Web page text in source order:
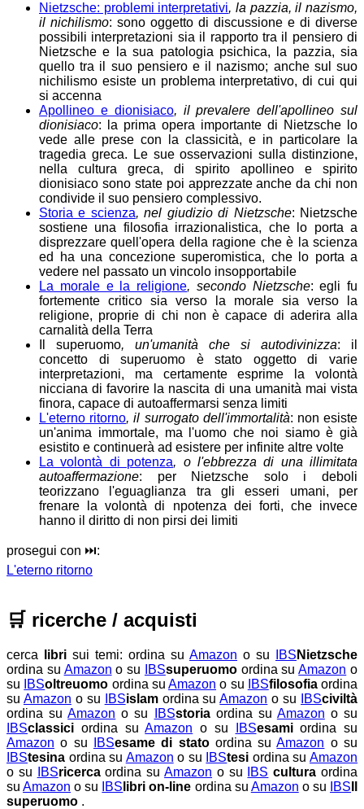
Nietzsche: problemi interpretativi, la pazzia, il nazismo,
il nichilismo: sono oggetto di discussione e di diverse
possibili interpretazioni sia il rapporto tra il pensiero di
Nietzsche e la sua patologia psichica, la pazzia, sia
quello tra il suo pensiero e il nazismo; anche sul suo
nichilismo esiste un problema interpretativo, di cui qui
si accenna
Apollineo e dionisiaco, il prevalere dell'apollineo sul
dionisiaco: la prima opera importante di Nietzsche lo
vede alle prese con la classicità, e in particolare la
tragedia greca. Le sue osservazioni sulla distinzione,
nella cultura greca, di spirito apollineo e spirito
dionisiaco sono state poi apprezzate anche da chi non
condivide il suo pensiero complessivo.
Storia e scienza, nel giudizio di Nietzsche: Nietzsche
sostiene una filosofia irrazionalistica, che lo porta a
disprezzare quell'opera della ragione che è la scienza
ed ha una concezione superomistica, che lo porta a
vedere nel passato un vincolo insopportabile
La morale e la religione, secondo Nietzsche: egli fu
fortemente critico sia verso la morale sia verso la
religione, proprie di chi non è capace di aderira alla
carnalità della Terra
Il superuomo, un'umanità che si autodivinizza: il
concetto di superuomo è stato oggetto di varie
interpretazioni, ma certamente esprime la volontà
nicciana di favorire la nascita di una umanità mai vista
finora, capace di autoaffermarsi senza limiti
L'eterno ritorno, il surrogato dell'immortalità: non esiste
un'anima immortale, ma l'uomo che noi siamo è già
esistito e continuerà ad esistere per infinite altre volte
La volontà di potenza, o l'ebbrezza di una illimitata
autoaffermazione: per Nietzsche solo i deboli
teorizzano l'eguaglianza tra gli esseri umani, per
frenare la volontà di npotenza dei forti, che invece
hanno il diritto di non pirsi dei limiti
prosegui con ⏭️:
L'eterno ritorno
🛒 ricerche / acquisti
cerca libri sui temi: ordina su Amazon o su IBS Nietzsche
ordina su Amazon o su IBSsuperuomo ordina suAmazon o
su
IBSoltreuomo ordina su Amazon o su IBSfilosofia ordina
su Amazon o su IBSislam ordina suAmazon o su IBSciviltà
ordina suAmazon o su IBSstoria ordina su Amazon o su
IBSclassici ordina suAmazon o su IBSesami ordina su
Amazon o su IBSesame di stato ordina suAmazon o su
IBStesina ordina su Amazon o su IBStesi ordina suAmazon
o su
IBSricerca ordina suAmazon o su IBS cultura ordina
suAmazon o su IBS libri on-line ordina su Amazon o su IBS
superuomo .